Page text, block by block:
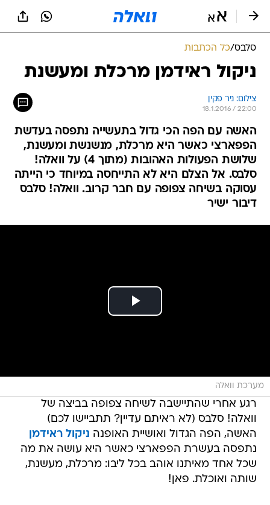
סלבס/כל הכתבות
ניקול ראידמן מרכלת ומעשנת
צילום: ניר פקין
18.1.2016 / 22:00
האשה עם הפה הכי גדול בתעשייה נתפסה בעדשת
הפפארצי כאשר היא מרכלת, מנשנשת ומעשנת,
שלושת הפעולות האהובות (מתוך 4) על וואלה!
סלבס. אל הצלם היא לא התייחסה במיוחד כי הייתה
עסוקה בשיחה צפופה עם חבר קרוב. וואלה! סלבס
דיבור ישיר
מערכת וואלה
רגע אחרי שהתיישבה לשיחה צפופה בביצה של
וואלה! סלבס (לא ראיתם עדיין? תתביישו לכם)
האשה, הפה הגדול ואושיית האופנה ניקול ראידמן
נתפסה בעשרת הפפארצי כאשר היא עושה את מה
שכל אחד מאיתנו אוהב בכל ליבו: מרכלת, מעשנת,
שותה ואוכלת. פאן!